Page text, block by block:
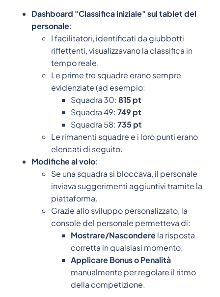
Dashboard "Classifica iniziale" sul tablet del
personale:
I facilitatori, identificati da giubbotti
riflettenti, visualizzavano la classifica in
tempo reale.
Le prime tre squadre erano sempre
evidenziate (ad esempio:
Squadra 30: 815 pt
Squadra 49: 749 pt
Squadra 58: 735 pt
Le rimanenti squadre e i loro punti erano
elencati di seguito.
Modifiche al volo:
Se una squadra si bloccava, il personale
inviava suggerimenti aggiuntivi tramite la
piattaforma.
Grazie allo sviluppo personalizzato, la
console del personale permetteva di:
Mostrare/Nasconderela risposta
corretta in qualsiasi momento.
Applicare Bonus o Penalità
manualmente per regolare il ritmo
della competizione.